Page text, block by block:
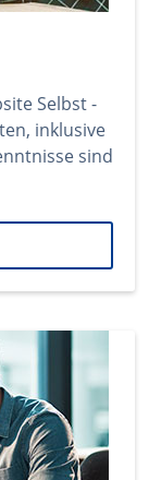
Selbst -
inklusive
sind